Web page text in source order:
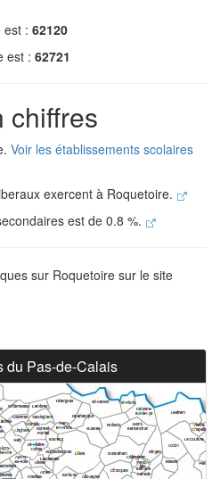
est : 62120
est : 62721
chiffres
Voir les établissements scolaires
exercent à Roquetoire.
est de 0.8 %.
sur Roquetoire sur le site
du Pas-de-Calais